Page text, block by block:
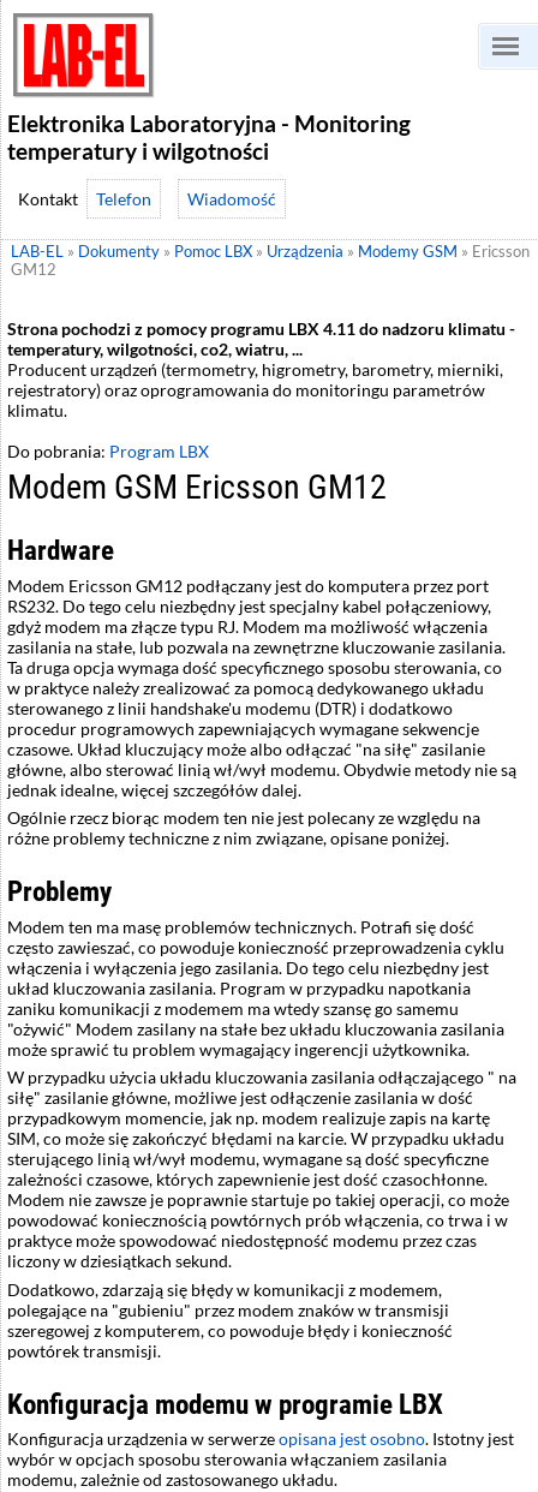
Elektronika Laboratoryjna - Monitoring
temperatury i wilgotności
Telefon Wiadomość
LAB-EL » Dokumenty » Pomoc LBX » Urządzenia » Modemy GSM » Ericsson
GM12
Strona pochodzi z pomocy programu LBX 4.11 do nadzoru klimatu -
temperatury, wilgotności, co2, wiatru, ...
Producent urządzeń (termometry, higrometry, barometry, mierniki,
rejestratory) oraz oprogramowania do monitoringu parametrów
klimatu.
Do pobrania: Program LBX
Modem GSM Ericsson GM12
Hardware
Modem Ericsson GM12 podłączany jest do komputera przez port
RS232. Do tego celu niezbędny jest specjalny kabel połączeniowy,
gdyż modem ma złącze typu RJ. Modem ma możliwość włączenia
zasilania na stałe, lub pozwala na zewnętrzne kluczowanie zasilania.
Ta druga opcja wymaga dość specyficznego sposobu sterowania, co
w praktyce należy zrealizować za pomocą dedykowanego układu
sterowanego z linii handshake'u modemu (DTR) i dodatkowo
procedur programowych zapewniających wymagane sekwencje
czasowe. Układ kluczujący może albo odłączać "na siłę" zasilanie
główne, albo sterować linią wł/wył modemu. Obydwie metody nie są
jednak idealne, więcej szczegółów dalej.
Ogólnie rzecz biorąc modem ten nie jest polecany ze względu na
różne problemy techniczne z nim związane, opisane poniżej.
Problemy
Modem ten ma masę problemów technicznych. Potrafi się dość
często zawieszać, co powoduje konieczność przeprowadzenia cyklu
włączenia i wyłączenia jego zasilania. Do tego celu niezbędny jest
układ kluczowania zasilania. Program w przypadku napotkania
zaniku komunikacji z modemem ma wtedy szansę go samemu
"ożywić" Modem zasilany na stałe bez układu kluczowania zasilania
może sprawić tu problem wymagający ingerencji użytkownika.
W przypadku użycia układu kluczowania zasilania odłączającego " na
siłę" zasilanie główne, możliwe jest odłączenie zasilania w dość
przypadkowym momencie, jak np. modem realizuje zapis na kartę
SIM, co może się zakończyć błędami na karcie. W przypadku układu
sterującego linią wł/wył modemu, wymagane są dość specyficzne
zależności czasowe, których zapewnienie jest dość czasochłonne.
Modem nie zawsze je poprawnie startuje po takiej operacji, co może
powodować koniecznością powtórnych prób włączenia, co trwa i w
praktyce może spowodować niedostępność modemu przez czas
liczony w dziesiątkach sekund.
Dodatkowo, zdarzają się błędy w komunikacji z modemem,
polegające na "gubieniu" przez modem znaków w transmisji
szeregowej z komputerem, co powoduje błędy i konieczność
powtórek transmisji.
Konfiguracja modemu w programie LBX
Konfiguracja urządzenia w serwerzeopisana jest osobno. Istotny jest
wybór w opcjach sposobu sterowania włączaniem zasilania
modemu, zależnie od zastosowanego układu.